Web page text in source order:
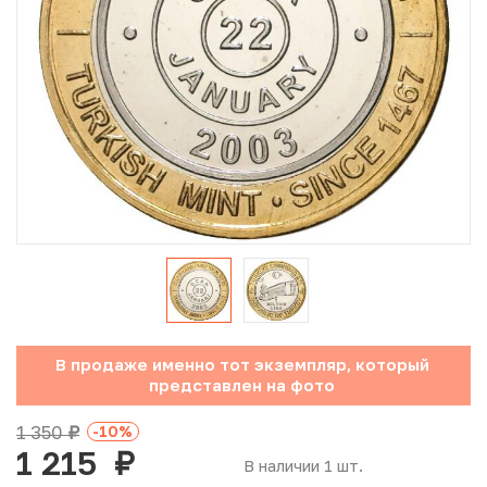
Юбилейные монеты Банка России (с 1999 года)
Памятные и инвестиционные монеты СССР и России
Иностранные монеты
Неофициальные выпуски монет (Unusual)
Античные и средневековые монеты
В продаже именно тот экземпляр, который
представлен на фото
В наличии 1 шт.
1 350руб. -10%
1 215 руб.